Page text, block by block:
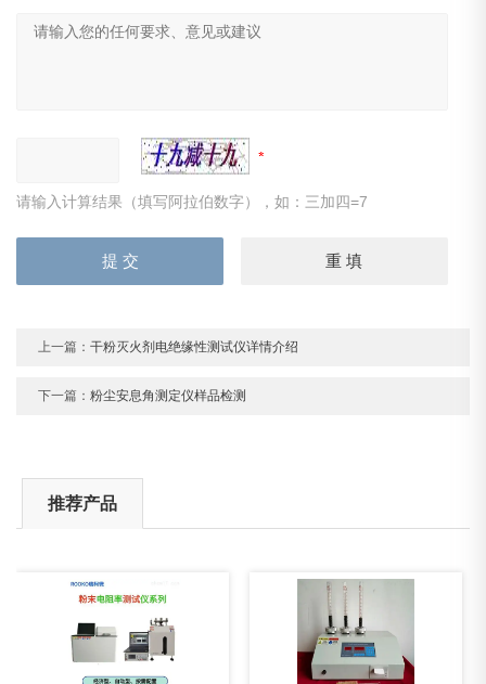
请输入计算结果（填写阿拉伯数字），如：三加四=7
上一篇：干粉灭火剂电绝缘性测试仪详情介绍
下一篇：粉尘安息角测定仪样品检测
推荐产品